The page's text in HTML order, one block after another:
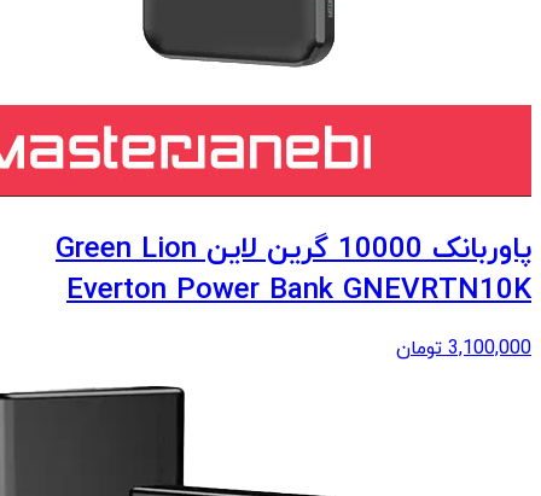
پاوربانک 10000 گرین لاین Green Lion
Everton Power Bank GNEVRTN10K
3,100,000 تومان